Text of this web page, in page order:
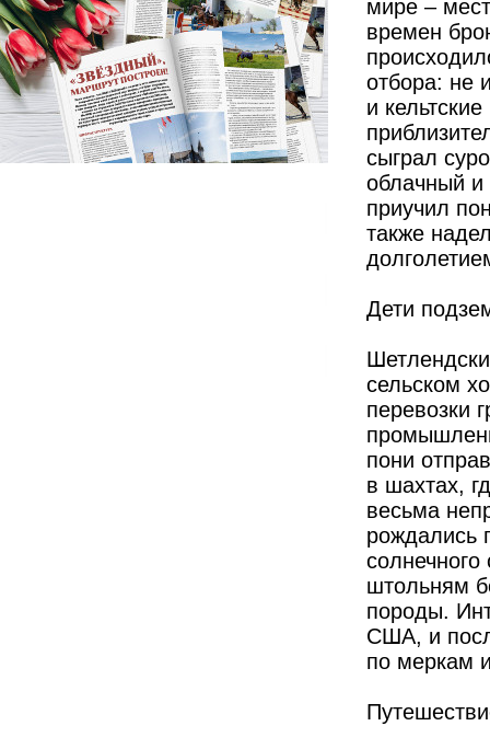
мире –
времен
отбора: не
и
сыграл
облачный
приучил
также
Дети
сельском
перевозки
пони
в шахтах,
весьма
рождались
штольням
породы.
США, и
по меркам